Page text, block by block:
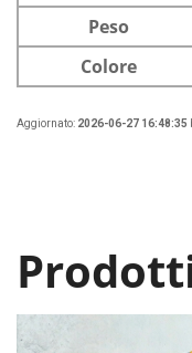
Peso
Colore
Aggiornato: 2026-06-27 16:48:35